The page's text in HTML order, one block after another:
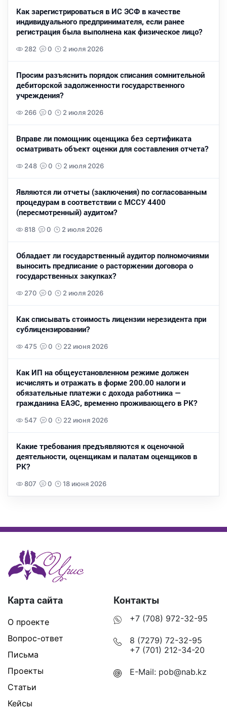
Как зарегистрироваться в ИС ЭСФ в качестве
индивидуального предпринимателя, если ранее
регистрация была выполнена как физическое лицо?
282 0 2 июля 2026
Просим разъяснить порядок списания сомнительной
дебиторской задолженности государственного
учреждения?
266 0 2 июля 2026
Вправе ли помощник оценщика без сертификата
осматривать объект оценки для составления отчета?
248 0 2 июля 2026
Являются ли отчеты (заключения) по согласованным
процедурам в соответствии с МССУ 4400
(пересмотренный) аудитом?
818 0 2 июля 2026
Обладает ли государственный аудитор полномочиями
выносить предписание о расторжении договора о
государственных закупках?
270 0 2 июля 2026
Как списывать стоимость лицензии нерезидента при
сублицензировании?
475 0 22 июня 2026
Как ИП на общеустановленном режиме должен
исчислять и отражать в форме 200.00 налоги и
обязательные платежи с дохода работника —
гражданина ЕАЭС, временно проживающего в РК?
547 0 22 июня 2026
Какие требования предъявляются к оценочной
деятельности, оценщикам и палатам оценщиков в
РК?
807 0 18 июня 2026
Карта сайта
О проекте
Вопрос-ответ
Письма
Проекты
Статьи
Кейсы
Контакты
+7 (708) 972-32-95
8 (7279) 72-32-95
+7 (701) 212-34-20
E-Mail: pob@nab.kz